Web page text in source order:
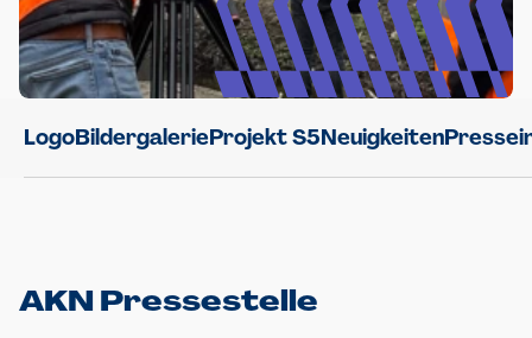
LogoBildergalerieProjekt S5Neuigkeiten
AKN Pressestelle